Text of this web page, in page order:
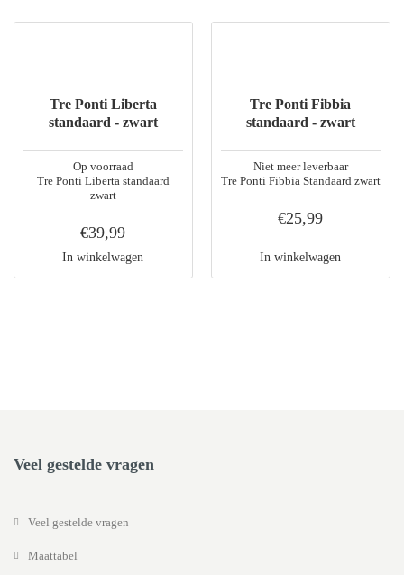
Op voorraad
Tre Ponti Liberta standaard
zwart
Tre Ponti Liberta
standaard - zwart
€39,99
In winkelwagen
Niet meer leverbaar
Tre Ponti Fibbia Standaard zwart
Tre Ponti Fibbia
standaard - zwart
€25,99
In winkelwagen
Veel gestelde vragen
Veel gestelde vragen
Maattabel